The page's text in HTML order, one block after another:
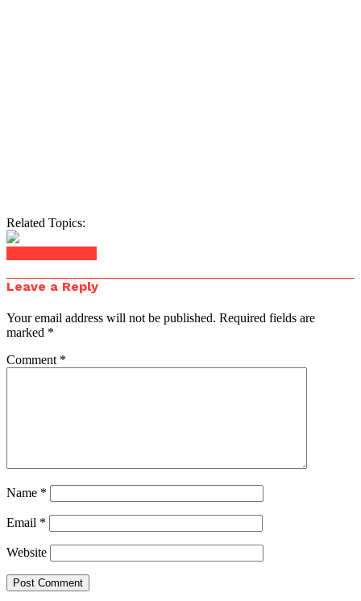
Related Topics:
Leave a Reply
Your email address will not be published. Required fields are
marked *
Comment *
Name *
Email *
Website